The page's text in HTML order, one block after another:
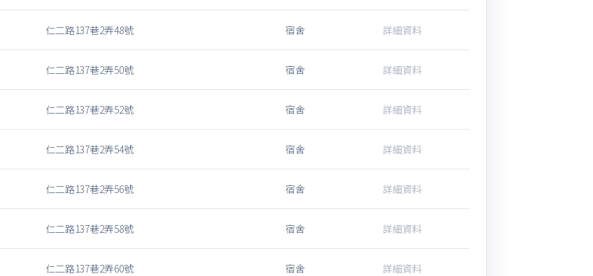
仁二路137巷2弄48號 宿舍 詳細資料
仁二路137巷2弄50號 宿舍 詳細資料
仁二路137巷2弄52號 宿舍 詳細資料
仁二路137巷2弄54號 宿舍 詳細資料
仁二路137巷2弄56號 宿舍 詳細資料
仁二路137巷2弄58號 宿舍 詳細資料
仁二路137巷2弄60號 宿舍 詳細資料